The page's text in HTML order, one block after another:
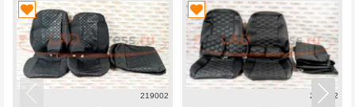
219002 219022